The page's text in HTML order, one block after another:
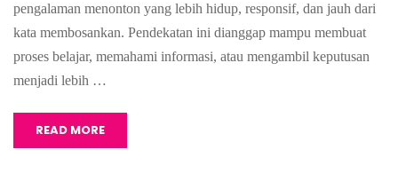
pengalaman menonton yang lebih hidup, responsif, dan jauh dari
kata membosankan. Pendekatan ini dianggap mampu membuat
proses belajar, memahami informasi, atau mengambil keputusan
menjadi lebih …
READ MORE